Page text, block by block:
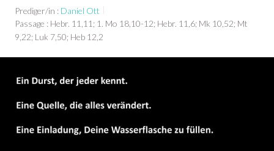
Prediger/in : Daniel Ott
Passage : Hebr. 11,11; 1. Mo 18,10-12; Hebr. 11,6; Mk 10,52; Mt
9,22; Luk 7,50; Heb 12,2